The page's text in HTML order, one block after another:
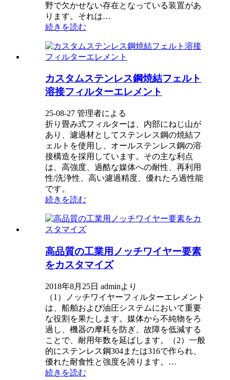
野で欠かせない存在となっている装置があ
ります。それは…
続きを読む
カスタムステンレス鋼焼結フェルト
溶接フィルターエレメント
25-08-27 管理者による
折り畳み式フィルターは、内部にねじ山が
あり、濾過材としてステンレス鋼の焼結フ
ェルトを使用し、オールステンレス鋼の溶
接構造を採用しています。その主な利点
は、高強度、過酷な媒体への耐性、再利用
性/洗浄性、高い濾過精度、優れたろ過性能
です。
続きを読む
高品質の工業用ノッチワイヤー要素
をカスタマイズ
2018年8月25日 adminより
（1）ノッチワイヤーフィルターエレメント
は、船舶および油圧システムにおいて重要
な役割を果たします。媒体から不純物をろ
過し、機器の摩耗を防ぎ、故障を低減する
ことで、耐用年数を延ばします。（2）一般
的にステンレス鋼304または316で作られ、
優れた耐食性と強度を誇ります。…
続きを読む